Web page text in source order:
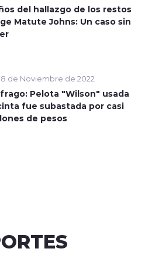
del hallazgo de los restos
Matute Johns: Un caso sin
de Noviembre de 2022
Pelota "Wilson" usada
fue subastada por casi
de pesos